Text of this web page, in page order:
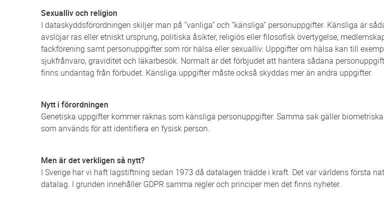
Sexualliv och religion
I dataskyddsförordningen skiljer man på ”vanliga” och ”känsliga” personuppgifter. Känsliga är
avslöjar ras eller etniskt ursprung, politiska åsikter, religiös eller filosofisk övertygelse,
fackförening samt personuppgifter som rör hälsa eller sexualliv. Uppgifter om hälsa kan till
sjukfrånvaro, graviditet och läkarbesök. Normalt är det förbjudet att hantera sådana
finns undantag från förbudet. Känsliga uppgifter måste också skyddas mer än andra uppgifter.
Nytt i förordningen
Genetiska uppgifter kommer räknas som känsliga personuppgifter. Samma sak gäller
som används för att identifiera en fysisk person.
Men är det verkligen så nytt?
I Sverige har vi haft lagstiftning sedan 1973 då datalagen trädde i kraft. Det var världens första
datalag. I grunden innehåller GDPR samma regler och principer men det finns nyheter.